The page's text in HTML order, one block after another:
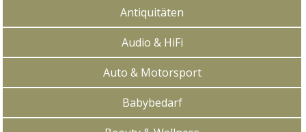
Antiquitäten
Audio & HiFi
Auto & Motorsport
Babybedarf